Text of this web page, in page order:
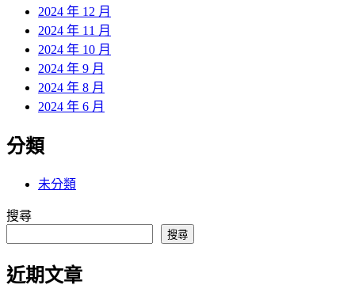
2024 年 12 月
2024 年 11 月
2024 年 10 月
2024 年 9 月
2024 年 8 月
2024 年 6 月
分類
未分類
搜尋
搜尋
近期文章